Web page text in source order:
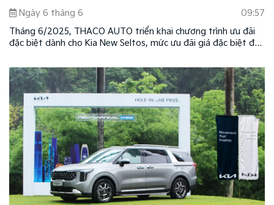
Ngày 6 tháng 6
09:57
Tháng 6/2025, THACO AUTO triển khai chương trình ưu đãi
đặc biệt dành cho Kia New Seltos, mức ưu đãi giá đặc biệt đến
quốc.